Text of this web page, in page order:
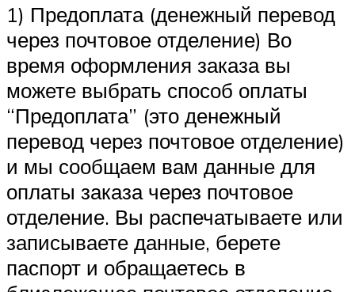
1) Предоплата (денежный перевод
через почтовое отделение) Во
время оформления заказа вы
можете выбрать способ оплаты
“Предоплата” (это денежный
перевод через почтовое отделение)
и мы сообщаем вам данные для
оплаты заказа через почтовое
отделение. Вы распечатываете или
записываете данные, берете
паспорт и обращаетесь в